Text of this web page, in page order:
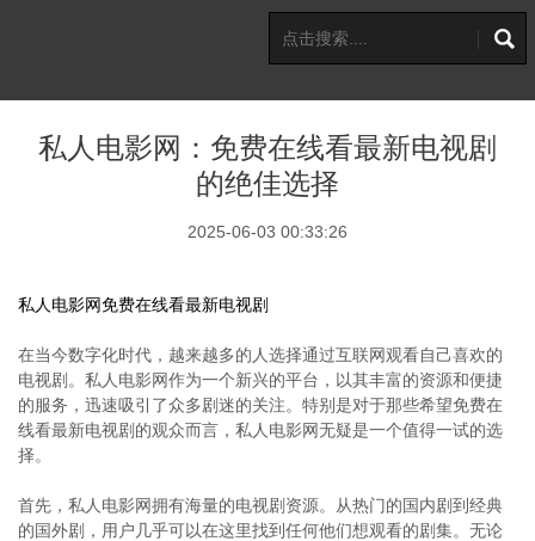
私人电影网：免费在线看最新电视剧
的绝佳选择
2025-06-03 00:33:26
私人电影网免费在线看最新电视剧
在当今数字化时代，越来越多的人选择通过互联网观看自己喜欢的
电视剧。私人电影网作为一个新兴的平台，以其丰富的资源和便捷
的服务，迅速吸引了众多剧迷的关注。特别是对于那些希望免费在
线看最新电视剧的观众而言，私人电影网无疑是一个值得一试的选
择。
首先，私人电影网拥有海量的电视剧资源。从热门的国内剧到经典
的国外剧，用户几乎可以在这里找到任何他们想观看的剧集。无论